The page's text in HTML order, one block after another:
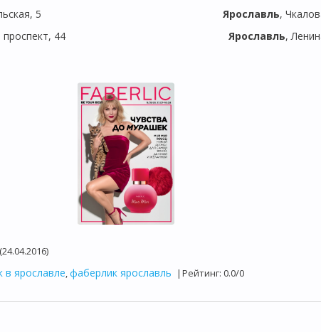
5 Ярославль,
проспект, 44 Ярославль,
(24.04.2016)
в ярославле,фаберлик ярославль | Рейтинг: 0.0/0